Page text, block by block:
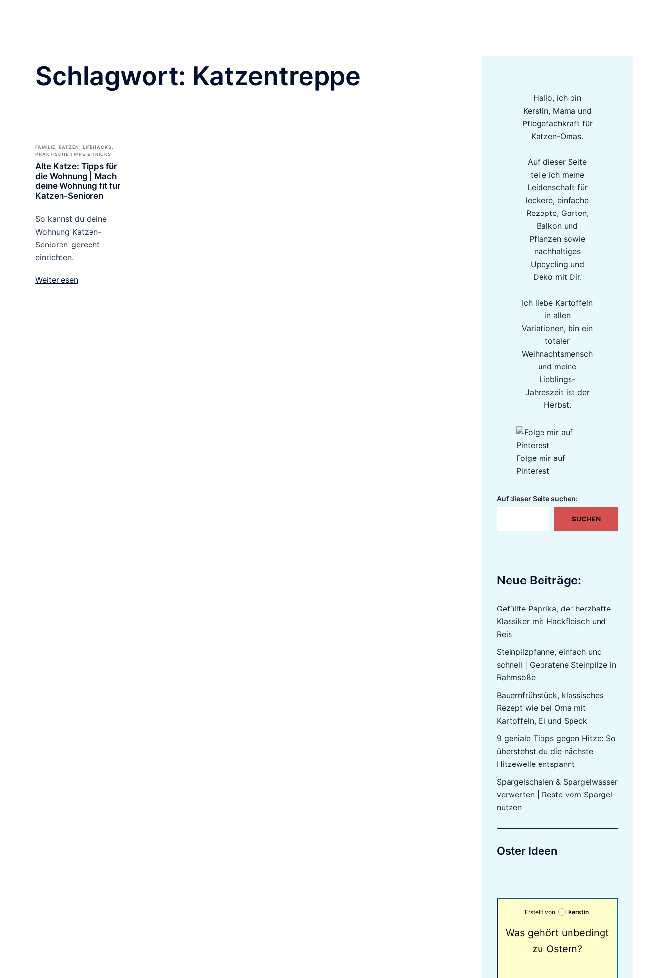
Schlagwort: Katzentreppe
FAMILIE KATZEN
LIFEHACKS,
PRAKTISCHE TIPPS & TRICKS
Alte Katze: Tipps für
die Wohnung | Mach
deine Wohnung fit für
Katzen-Senioren
So kannst du deine
Wohnung Katzen-
Senioren-gerecht
einrichten.
Weiterlesen
Hallo, ich bin
Kerstin, Mama und
Pflegefachkraft für
Katzen-Omas.
Auf dieser Seite
teile ich meine
Leidenschaft für
leckere, einfache
Rezepte, Garten,
Balkon und
Pflanzen sowie
nachhaltiges
Upcycling und
Deko mit Dir.
Ich liebe Kartoffeln
in allen
Variationen, bin ein
totaler
Weihnachtsmensch
und meine
Lieblings-
Jahreszeit ist der
Herbst.
Folge mir auf
Pinterest
Auf dieser Seite suchen:
SUCHEN
Neue Beiträge:
Gefüllte Paprika, der herzhafte
Klassiker mit Hackfleisch und
Reis
Steinpilzpfanne, einfach und
schnell | Gebratene Steinpilze in
Rahmsoße
Bauernfrühstück, klassisches
Rezept wie bei Oma mit
Kartoffeln, Ei und Speck
9 geniale Tipps gegen Hitze: So
überstehst du die nächste
Hitzewelle entspannt
Spargelschalen & Spargelwasser
verwerten | Reste vom Spargel
nutzen
Oster Ideen
Erstellt von Kerstin
Was gehört unbedingt
zu Ostern?